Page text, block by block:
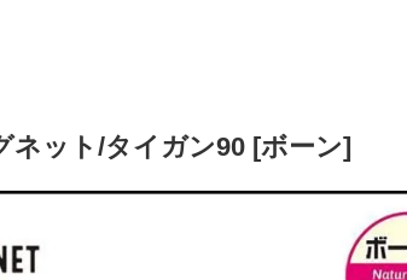
ネット/タイガン90 [ボーン]